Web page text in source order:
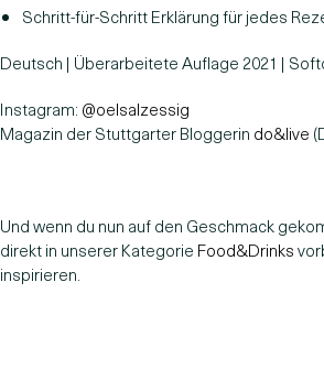
Schritt-für-Schritt Erklärung für jedes
Deutsch | Überarbeitete Auflage 2021 |
Instagram: @oelsalzessig
Magazin der Stuttgarter Bloggerin do&live
Und wenn du nun auf den Geschmack
direkt in unserer Kategorie Food&Drinks
inspirieren.